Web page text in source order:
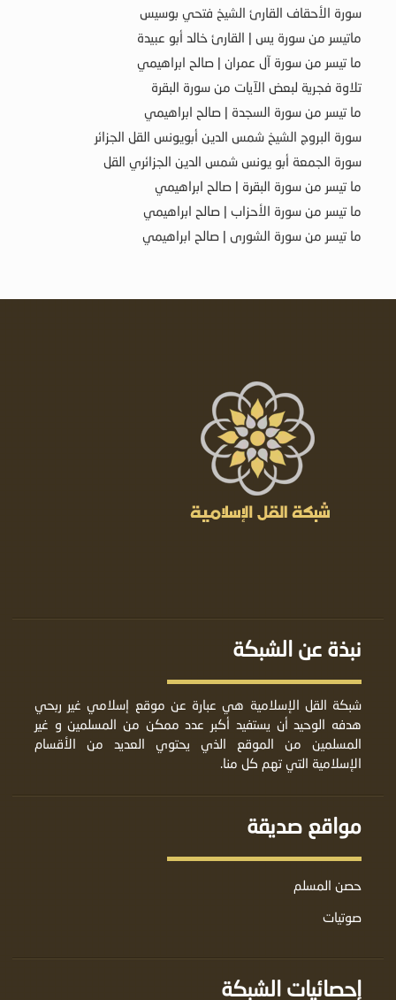
سورة الأحقاف القارئ الشيخ فتحي بوسيس
ماتيسر من سورة يس | القارئ خالد أبو عبيدة
ما تيسر من سورة آل عمران | صالح ابراهيمي
تلاوة فجرية لبعض الآيات من سورة البقرة
ما تيسر من سورة السجدة | صالح ابراهيمي
سورة البروج الشيخ شمس الدين أبويونس القل الجزائر
سورة الجمعة أبو يونس شمس الدين الجزائري القل
ما تيسر من سورة البقرة | صالح ابراهيمي
ما تيسر من سورة الأحزاب | صالح ابراهيمي
ما تيسر من سورة الشورى | صالح ابراهيمي
نبذة عن الشبكة
شبكة القل الإسلامية هي عبارة عن موقع إسلامي غير ربحي
هدفه الوحيد أن يستفيد أكبر عدد ممكن من المسلمين و غير
المسلمين من الموقع الذي يحتوي العديد من الأقسام
الإسلامية التي تهم كل منا.
مواقع صديقة
حصن المسلم
صوتيات
إحصائيات الشبكة